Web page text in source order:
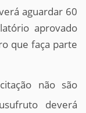
aguardar 60
aprovado
que faça parte
não são
deverá